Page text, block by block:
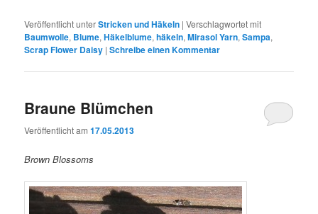
Veröffentlicht unterStricken und Häkeln |Verschlagwortet mit
Baumwolle, Blume,Häkelblume,häkeln,Mirasol Yarn,Sampa,
Scrap Flower Daisy |Schreibe einen Kommentar
Braune Blümchen
Veröffentlicht am17.05.2013
Brown Blossoms